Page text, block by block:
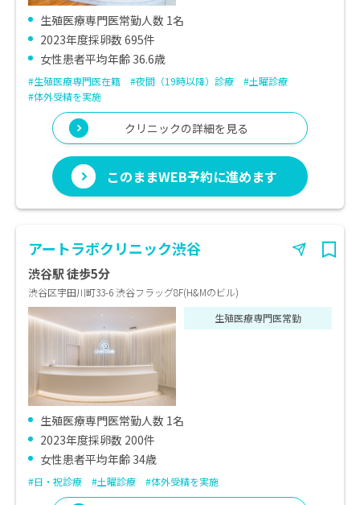
生殖医療専門医常勤人数 1名
2023年度採卵数 695件
女性患者平均年齢 36.6歳
#生殖医療専門医在籍 #夜間（19時以降）診療
#土曜診療
#体外受精を実施
クリニックの詳細を見る
このままWEB予約に進めます
アートラボクリニック渋谷
渋谷駅 徒歩5分
渋谷区宇田川町33-6 渋谷フラッグ8F(H&Mのビル)
生殖医療専門医常勤
生殖医療専門医常勤人数 1名
2023年度採卵数 200件
女性患者平均年齢 34歳
#日・祝診療 #土曜診療 #体外受精を実施